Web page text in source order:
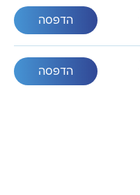
הדפסה
הדפסה